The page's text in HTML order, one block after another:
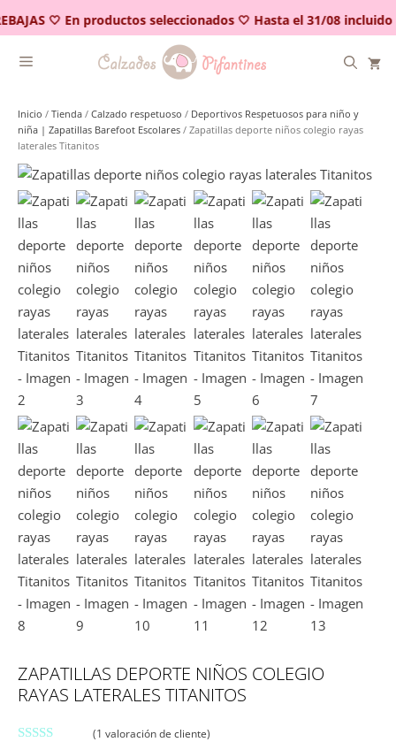
🤍 En productos seleccionados 🤍 Hasta el 31/08 incluido
al
contenido
Inicio / Tienda / Calzado respetuoso / Deportivos Respetuosos para niño y
niña | Zapatillas Barefoot Escolares / Zapatillas deporte niños colegio rayas
laterales Titanitos
ZAPATILLAS DEPORTE NIÑOS COLEGIO
RAYAS LATERALES TITANITOS
(1 valoración de cliente)